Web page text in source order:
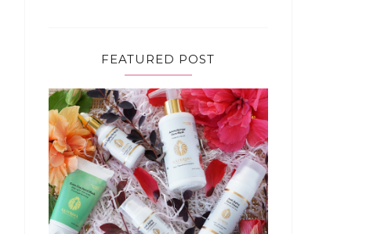
FEATURED POST